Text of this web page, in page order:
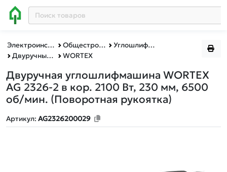
Электроинструменты BULL, MOLOT, WORTEX, ФИОЛЕНТ Общестроительный инструмент
Углошлифмашины
Двуручные углошлифмашины
WORTEX
Двуручная углошлифмашина WORTEX
AG 2326-2 в кор. 2100 Вт, 230 мм, 6500
об/мин. (Поворотная рукоятка)
Артикул: AG2326200029